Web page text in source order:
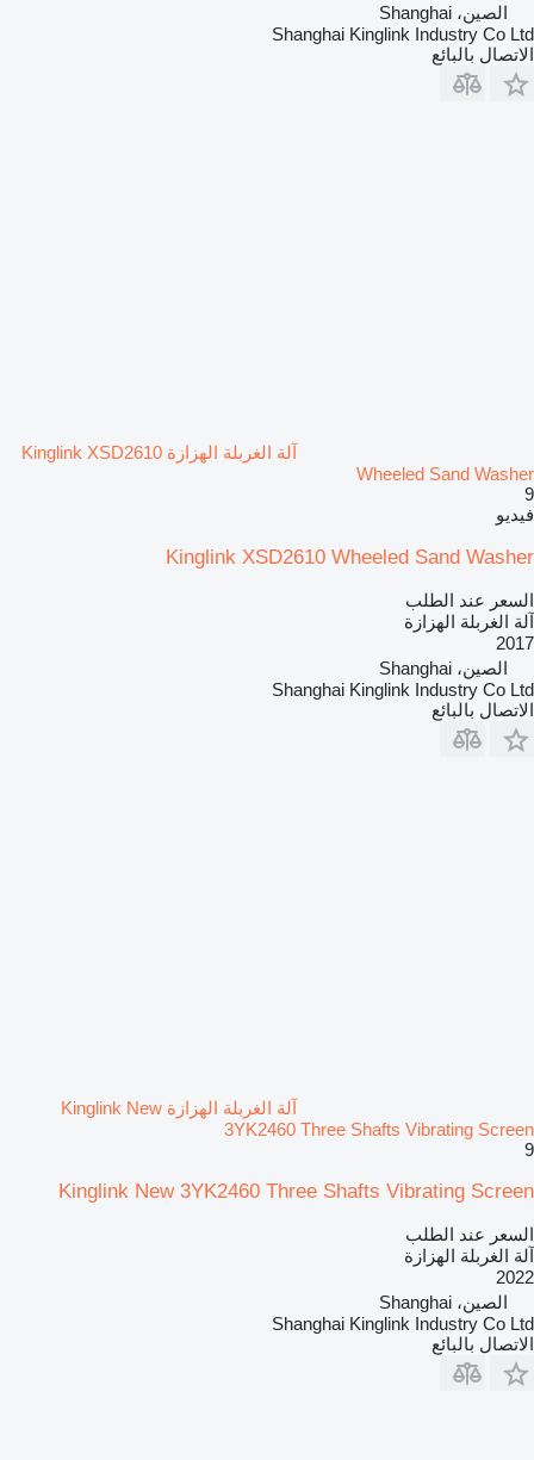
الصين، Shanghai
Shanghai Kinglink Industry Co Ltd
الاتصال بالبائع
آلة الغربلة الهزازة Kinglink XSD2610
Wheeled Sand Washer
9
فيديو
Kinglink XSD2610 Wheeled Sand Washer
السعر عند الطلب
آلة الغربلة الهزازة
2017
الصين، Shanghai
Shanghai Kinglink Industry Co Ltd
الاتصال بالبائع
آلة الغربلة الهزازة Kinglink New
3YK2460 Three Shafts Vibrating Screen
9
Kinglink New 3YK2460 Three Shafts Vibrating Screen
السعر عند الطلب
آلة الغربلة الهزازة
2022
الصين، Shanghai
Shanghai Kinglink Industry Co Ltd
الاتصال بالبائع